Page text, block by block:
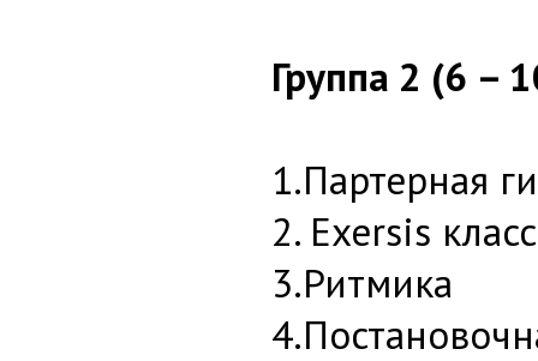
Группа 2 (6 –
1.Партерная
2. Exersis
3.Ритмика